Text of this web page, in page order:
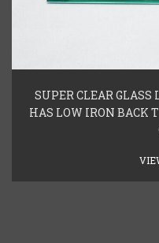
SUPER CLEAR GLASS
HAS LOW IRON BACK